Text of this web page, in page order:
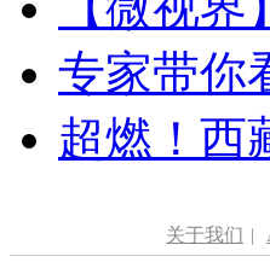
专家带你
超燃！西
关于我们 |